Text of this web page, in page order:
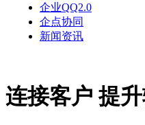
企业QQ2.0
企点协同
新闻资讯
连接客户 提